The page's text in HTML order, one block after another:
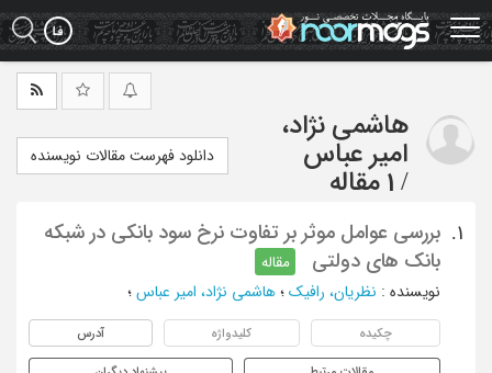
Skip
to
main
هاشمی نژاد،
امیر عباس
/ 1 مقاله
دانلود فهرست مقالات نویسنده
1.
بررسی عوامل موثر بر تفاوت نرخ سود بانکی در شبکه
بانک های دولتی
مقاله
نویسنده : نظریان، رافیک ؛ هاشمی نژاد، امیر عباس ؛
چکیده کلیدواژه آدرس